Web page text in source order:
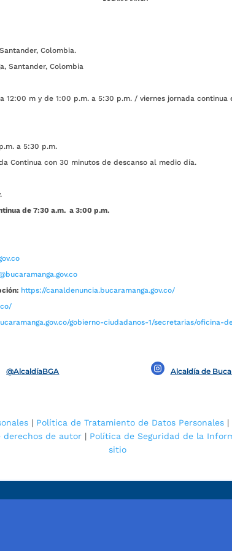
Colombia.
Santander, Colombia
12:00 m y de 1:00 p.m. a 5:30 p.m. / viernes jornada
a 5:30 p.m.
con 30 minutos de descanso al medio día.
de 7:30 a.m. a 3:00 p.m.
https://canaldenuncia.bucaramanga.gov.co/
gobierno-ciudadanos-1/secretarias/
@AlcaldíaBGA Alcaldía de
| Política de Tratamiento de Datos Personales |
derechos de autor | Política de Seguridad de la
sitio